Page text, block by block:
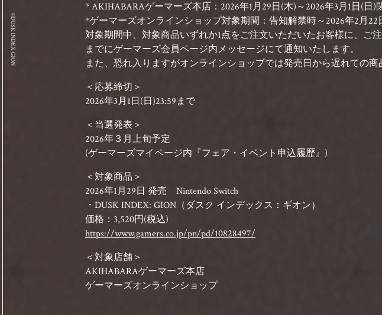
©DUSK INDEX GION
* AKIHABARAゲーマーズ本店：2026年1月29日(木)～2026年3月1日(
*ゲーマーズオンラインショップ対象期間：告知解禁時～2026年2月22
対象期間中、対象商品いずれか1点をご注文いただいたお客様に、ご
までにゲーマーズ会員ページ内メッセージにて通知いたします。
また、恐れ入りますがオンラインショップでは発売日から遅れての
＜応募締切＞
2026年3月1日(日)23:59まで
＜当選発表＞
2026年３月上旬予定
(ゲーマーズマイページ内『フェア・イベント申込履歴』)
＜対象商品＞
2026年1月29日 発売 Nintendo Switch
・DUSK INDEX: GION（ダスク インデックス：ギオン）
価格：3,520円(税込)
https://www.gamers.co.jp/pn/pd/10828497/
＜対象店舗＞
AKIHABARAゲーマーズ本店
ゲーマーズオンラインショップ